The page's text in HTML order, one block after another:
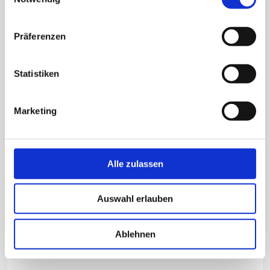
Präferenzen
Statistiken
Marketing
Alle zulassen
Auswahl erlauben
Ablehnen
Mobiler, dauerbetriebsgeeigneter, elektrisch betriebener
Industriesauger zum Aufsaugen von brennbaren Stäuben
in Ex-Zone 22.